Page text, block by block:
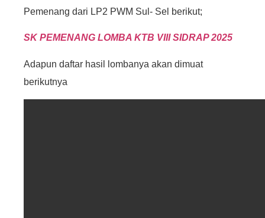
Pemenang dari LP2 PWM Sul- Sel berikut;
SK PEMENANG LOMBA KTB VIII SIDRAP 2025
Adapun daftar hasil lombanya akan dimuat
berikutnya